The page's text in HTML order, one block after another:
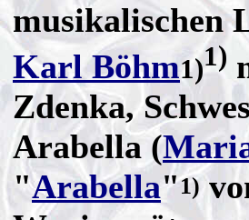
musikalischen
Karl Böhm1)1)
Zdenka,
Arabella (
"Arabella"1)